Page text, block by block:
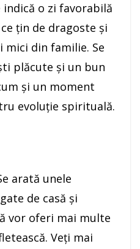
indică o zi favorabilă
ţin de dragoste şi
mici din familie. Se
plăcute şi un bun
şi un moment
evoluţie spirituală.
arată unele
de casă şi
vor oferi mai multe
Veţi mai